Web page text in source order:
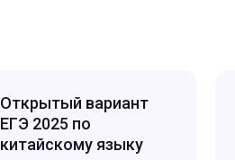
Открытый вариант
ЕГЭ 2025 по
китайскому языку